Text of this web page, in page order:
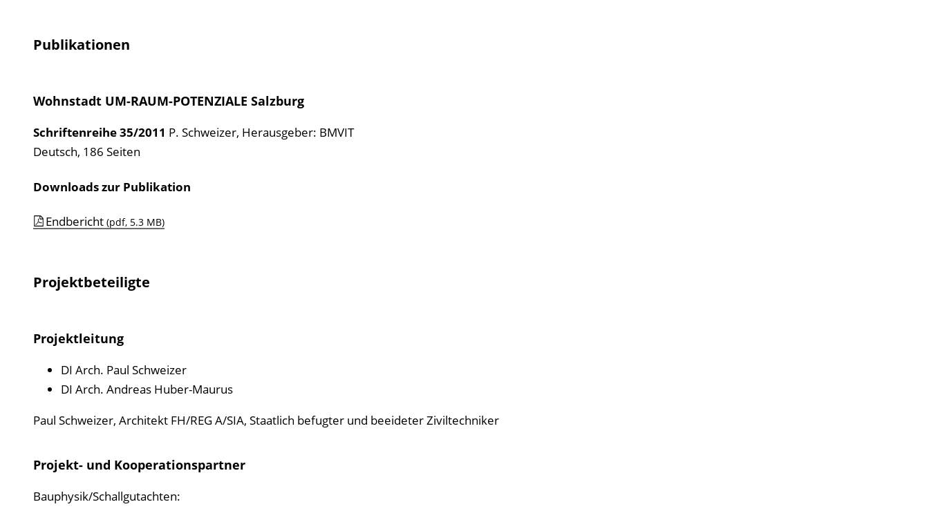
Publikationen
Wohnstadt UM-RAUM-POTENZIALE Salzburg
Schriftenreihe35/2011 P. Schweizer, Herausgeber: BMVIT
Deutsch, 186 Seiten
Downloads zur Publikation
Endbericht(pdf, 5.3 MB)
Projektbeteiligte
Projektleitung
DI Arch. Paul Schweizer
DI Arch. Andreas Huber-Maurus
Paul Schweizer, Architekt FH/REG A/SIA, Staatlich befugter und beeideter Ziviltechniker
Projekt- und Kooperationspartner
Bauphysik/Schallgutachten: